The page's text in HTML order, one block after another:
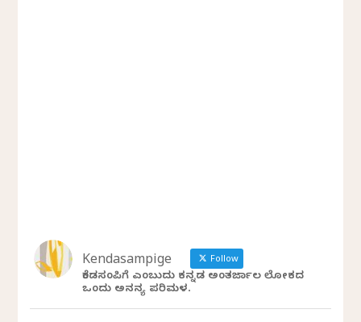
Kendasampige Follow
ಕೆಂಡಸಂಪಿಗೆ ಎಂಬುದು ಕನ್ನಡ ಅಂತರ್ಜಾಲ ಲೋಕದ
ಒಂದು ಅನನ್ಯ ಪರಿಮಳ.